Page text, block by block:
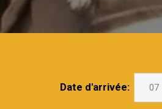
Date d'arrivée: